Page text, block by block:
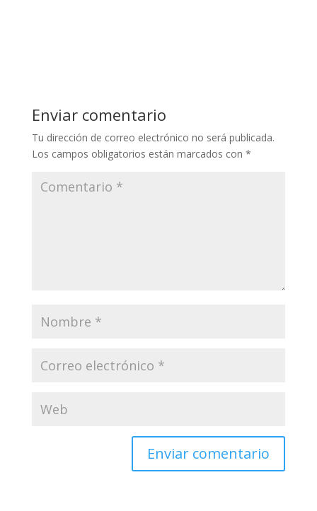
Enviar comentario
Tu dirección de correo electrónico no será publicada.
Los campos obligatorios están marcados con *